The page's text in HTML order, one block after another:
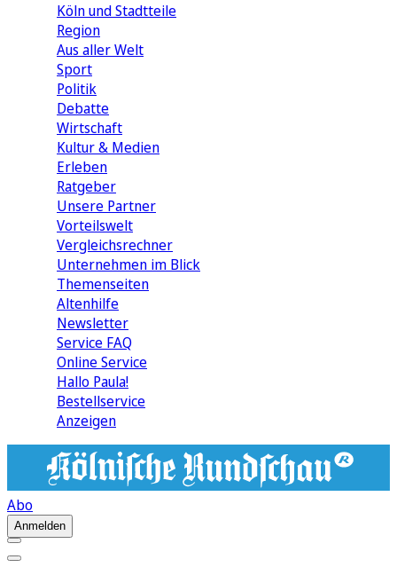
Köln und Stadtteile
Region
Aus aller Welt
Sport
Politik
Debatte
Wirtschaft
Kultur & Medien
Erleben
Ratgeber
Unsere Partner
Vorteilswelt
Vergleichsrechner
Unternehmen im Blick
Themenseiten
Altenhilfe
Newsletter
Service FAQ
Online Service
Hallo Paula!
Bestellservice
Anzeigen
Abo
Anmelden